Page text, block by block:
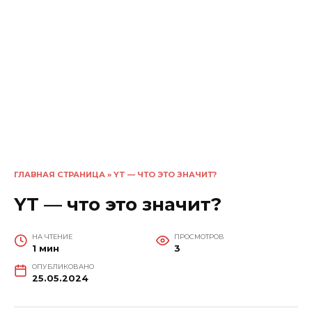
ГЛАВНАЯ СТРАНИЦА » YT — ЧТО ЭТО ЗНАЧИТ?
YT — что это значит?
НА ЧТЕНИЕ
1 мин
ПРОСМОТРОВ
3
ОПУБЛИКОВАНО
25.05.2024